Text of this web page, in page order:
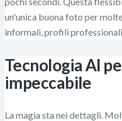
un'unica buona foto per
informali, profili
Tecnologia AI
impeccabile
La magia sta nei dettagli.